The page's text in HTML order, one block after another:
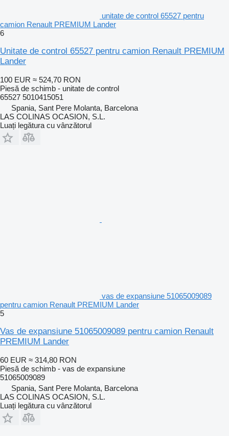
unitate de control 65527 pentru
camion Renault PREMIUM Lander
6
Unitate de control 65527 pentru camion Renault PREMIUM
Lander
100 EUR ≈ 524,70 RON
Piesă de schimb - unitate de control
65527 5010415051
Spania, Sant Pere Molanta, Barcelona
LAS COLINAS OCASION, S.L.
Luați legătura cu vânzătorul
vas de expansiune 51065009089
pentru camion Renault PREMIUM Lander
5
Vas de expansiune 51065009089 pentru camion Renault
PREMIUM Lander
60 EUR ≈ 314,80 RON
Piesă de schimb - vas de expansiune
51065009089
Spania, Sant Pere Molanta, Barcelona
LAS COLINAS OCASION, S.L.
Luați legătura cu vânzătorul